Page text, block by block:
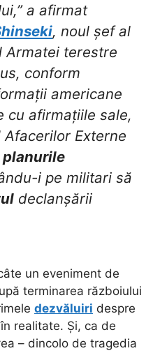
a afirmat
, noul șef al
Armatei terestre
conform
americane
cu afirmațiile sale,
Externe
planurile
i pe militari să
declanșării
un eveniment de
terminarea războiului
dezvăluiri despre
realitate. Și, ca de
– dincolo de tragedia